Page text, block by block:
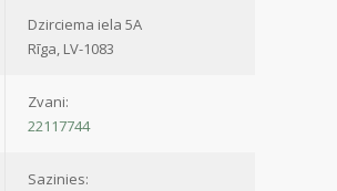
Dzirciema iela 5A
Rīga, LV-1083
Zvani:
22117744
Sazinies: